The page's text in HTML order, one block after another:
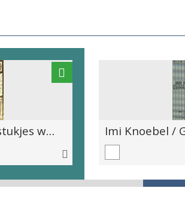
luxemburg speelt stukjes weggevlogen regenboog, een vertelproject naar verhalen van Gioconda Belli en Said / Ali Cifteci, Mahir Tezerdi en Katrien Meganck vertellen over bloemen die kunnen vliegen en vlinders die nog geboren moeten worden uit een niesbui van de regenboog / regie Arlette Van Overvelt